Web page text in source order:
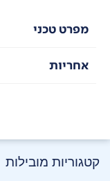
מפרט טכני
אחריות
קטגוריות מובילות